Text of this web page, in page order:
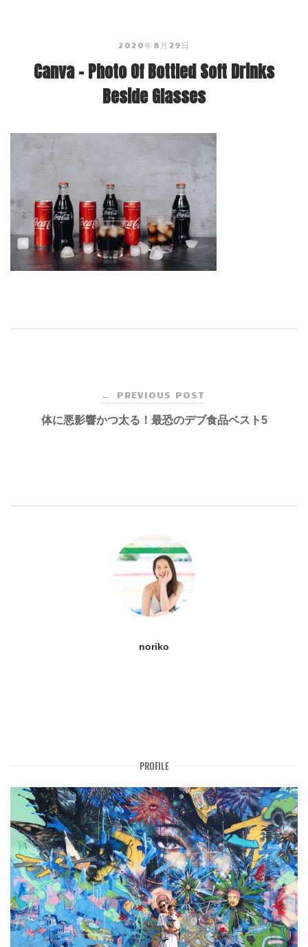
2020年8月29日
Canva – Photo Of Bottled Soft Drinks
Beside Glasses
navigation
← PREVIOUS POST
体に悪影響かつ太る！最恐のデブ食品ベスト5
noriko
PROFILE